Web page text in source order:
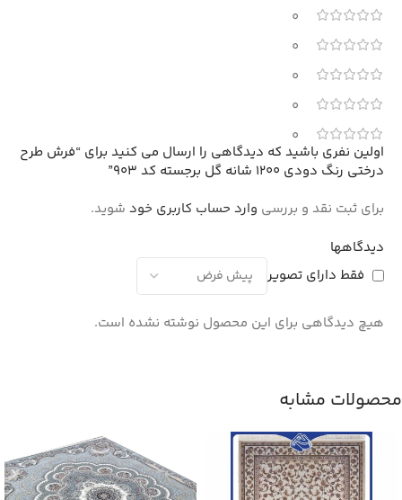
0
0
0
0
0
دیدگاهها
فقط دارای تصویر
هیچ دیدگاهی برای این محصول نوشته نشده است.
اولین نفری باشید که دیدگاهی را ارسال می کنید برای “فرش طرح
درختی رنگ دودی 1200 شانه گل برجسته کد 903”
برای ثبت نقد و بررسی وارد حساب کاربری خود شوید.
محصولات مشابه